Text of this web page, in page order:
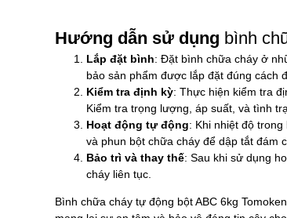
Hướng dẫn sử dụng bình
Lắp đặt bình: Đặt bình chữa cháy ở
bảo sản phẩm được lắp đặt đúng cách
Kiểm tra định kỳ: Thực hiện kiểm tra
Kiểm tra trọng lượng, áp suất, và tình
Hoạt động tự động: Khi nhiệt độ
và phun bột chữa cháy để dập tắt đám
Bảo trì và thay thế: Sau khi sử dụng
cháy liên tục.
Bình chữa cháy tự động bột ABC 6kg